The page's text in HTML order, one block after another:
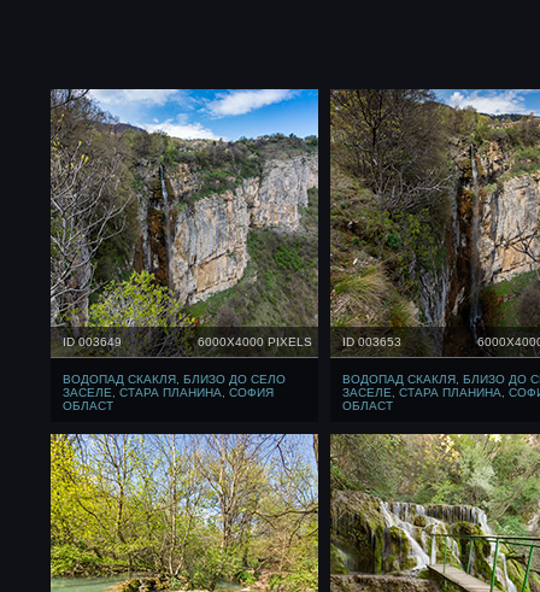
ID 003649 6000X4000 PIXELS
ВОДОПАД СКАКЛЯ, БЛИЗО ДО СЕЛО
ЗАСЕЛЕ, СТАРА ПЛАНИНА, СОФИЯ
ОБЛАСТ
ID 003653
ВОДОПАД СКАКЛЯ, БЛИЗО ДО
ЗАСЕЛЕ, СТАРА ПЛАНИНА,
ОБЛАСТ